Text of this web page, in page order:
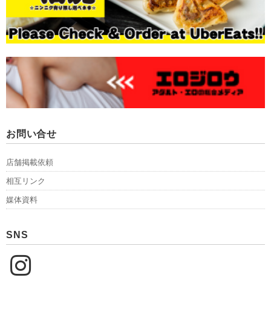
お問い合せ
店舗掲載依頼
相互リンク
媒体資料
SNS